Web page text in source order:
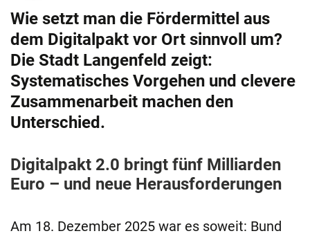
Wie setzt man die Fördermittel aus
dem Digitalpakt vor Ort sinnvoll um?
Die Stadt Langenfeld zeigt:
Systematisches Vorgehen und clevere
Zusammenarbeit machen den
Unterschied.
Digitalpakt 2.0 bringt fünf Milliarden
Euro – und neue Herausforderungen
Am 18. Dezember 2025 war es soweit: Bund